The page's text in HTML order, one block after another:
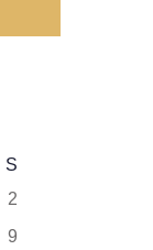
S
2
9